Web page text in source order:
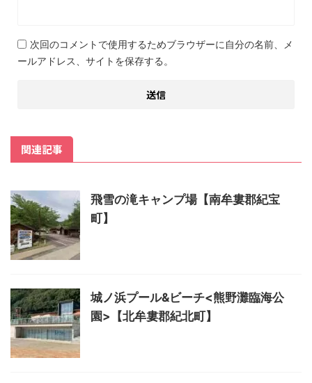
次回のコメントで使用するためブラウザーに自分の名前、メ
ールアドレス、サイトを保存する。
関連記事
飛雪の滝キャンプ場【南牟婁郡紀宝
町】
城ノ浜プール&ビーチ<熊野灘臨海公
園>【北牟婁郡紀北町】